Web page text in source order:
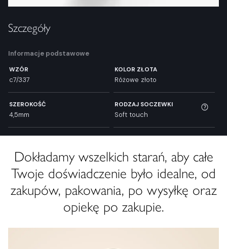
Szczegóły
Informacje podstawowe
WZÓR
c7/337
KOLOR ZŁOTA
Różowe złoto
SZEROKOŚĆ
4,5mm
RODZAJ SOCZEWKI
Soft touch
Dokładamy wszelkich starań, aby całe
Twoje doświadczenie było idealne, od
zakupów, pakowania, po wysyłkę oraz
opiekę po zakupie.